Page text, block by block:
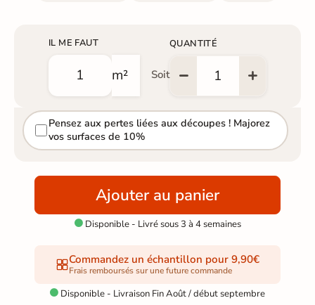
IL ME FAUT
m² Soit
QUANTITÉ
Pensez aux pertes liées aux découpes ! Majorez
vos surfaces de 10%
Ajouter au panier
Disponible - Livré sous 3 à 4 semaines
Commandez un échantillon pour 9,90€
Frais remboursés sur une future commande
 Disponible - Livraison Fin Août / début septembre